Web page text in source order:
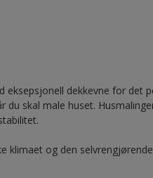
dekkevne for det
skal male huset.
klimaet og den